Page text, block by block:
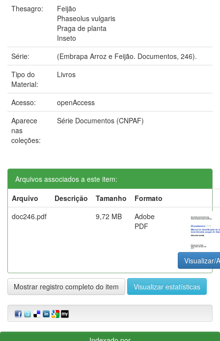
Thesagro:
Feijão
Phaseolus vulgaris
Praga de planta
Inseto
Série:
(Embrapa Arroz e Feijão. Documentos, 246).
Tipo do
Material:
Livros
Acesso:
openAccess
Aparece
nas
coleções:
Série Documentos (CNPAF)
Arquivos associados a este item:
Arquivo
Descrição Tamanho
Formato
doc246.pdf
9,72 MB
Adobe
PDF
Visualizar/
Mostrar registro completo do item Visualizar estatísticas